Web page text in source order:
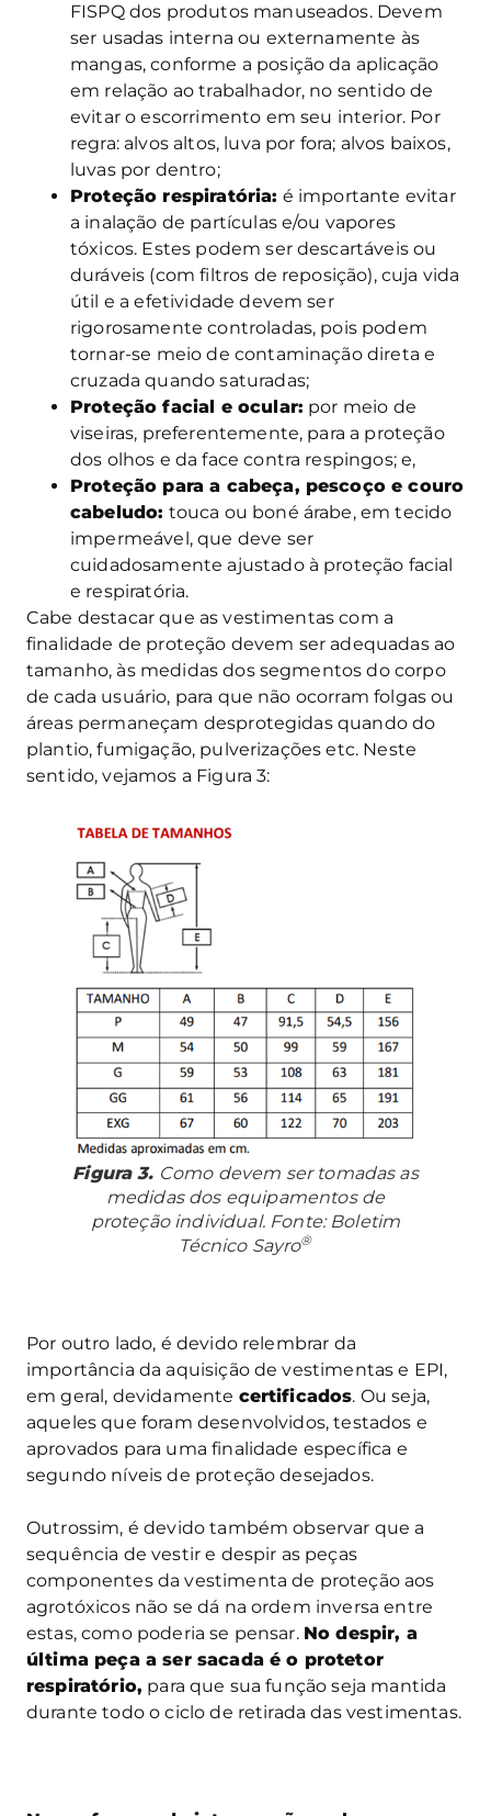
FISPQ dos produtos manuseados. Devem
ser usadas interna ou externamente às
mangas, conforme a posição da aplicação
em relação ao trabalhador, no sentido de
evitar o escorrimento em seu interior. Por
regra: alvos altos, luva por fora; alvos baixos,
luvas por dentro;
Proteção respiratória: é importante evitar
a inalação de partículas e/ou vapores
tóxicos. Estes podem ser descartáveis ou
duráveis (com filtros de reposição), cuja vida
útil e a efetividade devem ser
rigorosamente controladas, pois podem
tornar-se meio de contaminação direta e
cruzada quando saturadas;
Proteção facial e ocular: por meio de
viseiras, preferentemente, para a proteção
dos olhos e da face contra respingos; e,
Proteção para a cabeça, pescoço e couro
cabeludo: touca ou boné árabe, em tecido
impermeável, que deve ser
cuidadosamente ajustado à proteção facial
e respiratória.
Cabe destacar que as vestimentas com a
finalidade de proteção devem ser adequadas ao
tamanho, às medidas dos segmentos do corpo
de cada usuário, para que não ocorram folgas ou
áreas permaneçam desprotegidas quando do
plantio, fumigação, pulverizações etc. Neste
sentido, vejamos a Figura 3:
Figura 3. Como devem ser tomadas as
medidas dos equipamentos de
proteção individual. Fonte: Boletim
Técnico Sayro®
Por outro lado, é devido relembrar da
importância da aquisição de vestimentas e EPI,
em geral, devidamente certificados. Ou seja,
aqueles que foram desenvolvidos, testados e
aprovados para uma finalidade específica e
segundo níveis de proteção desejados.
Outrossim, é devido também observar que a
sequência de vestir e despir as peças
componentes da vestimenta de proteção aos
agrotóxicos não se dá na ordem inversa entre
estas, como poderia se pensar. No despir, a
última peça a ser sacada é o protetor
respiratório, para que sua função seja mantida
durante todo o ciclo de retirada das vestimentas.